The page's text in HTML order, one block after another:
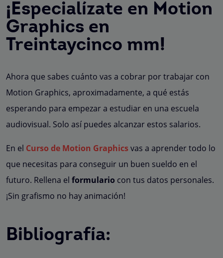
¡Especialízate en Motion
Graphics en
Treintaycinco mm!
Ahora que sabes cuánto vas a cobrar por trabajar con
Motion Graphics, aproximadamente, a qué estás
esperando para empezar a estudiar en una escuela
audiovisual. Solo así puedes alcanzar estos salarios.
En el Curso de Motion Graphicsvas a aprender todo lo
que necesitas para conseguir un buen sueldo en el
futuro. Rellena el formulario con tus datos personales.
¡Sin grafismo no hay animación!
Bibliografía: